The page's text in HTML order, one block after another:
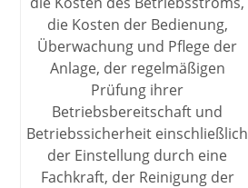
die Kosten der Bedienung,
Überwachung und Pflege der
Anlage, der regelmäßigen
Prüfung ihrer
Betriebsbereitschaft und
Betriebssicherheit einschließlich
der Einstellung durch eine
Fachkraft, der Reinigung der